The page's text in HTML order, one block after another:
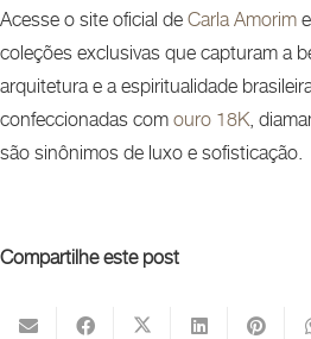
Acesse o site oficial de Carla Amorim
coleções exclusivas que capturam a
arquitetura e a espiritualidade
confeccionadas com ouro 18K,
são sinônimos de luxo e sofisticação.
Compartilhe este post